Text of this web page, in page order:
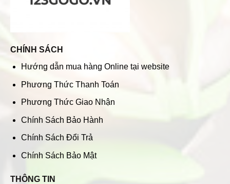
CHÍNH SÁCH
Hướng dẫn mua hàng Online tại website
Phương Thức Thanh Toán
Phương Thức Giao Nhận
Chính Sách Bảo Hành
Chính Sách Đổi Trả
Chính Sách Bảo Mật
THÔNG TIN